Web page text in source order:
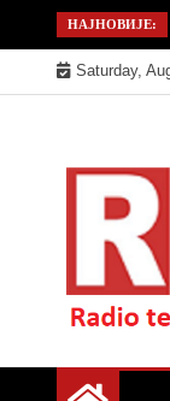
to
content
НАЈНОВИЈЕ:
Saturday,
РТБ